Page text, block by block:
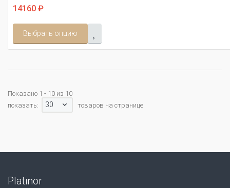
14160 ₽
Выбрать опцию
Показано 1 - 10 из 10
показать:
30 товаров на странице
Platinor